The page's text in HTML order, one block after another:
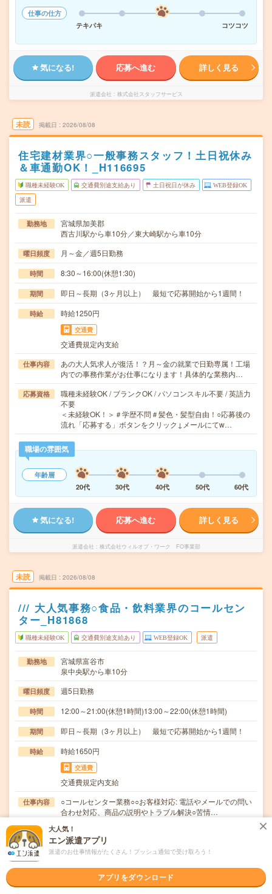
仕事の仕方
テキパキ
コツコツ
気になる! 応募へ進む 詳しく見る
派遣会社 株式会社スタッフサービス
未読 掲載日 2026/08/08
住宅建材業界○一般事務スタッフ！土日祝休み
＆車通勤OK！_H116695
職種未経験OK 交通費別途支給あり 土日祝日が休み WEB登録OK
派遣
勤務地
宮城県加美郡
西古川駅から車10分／東大崎駅から車10分
曜日頻度 月～金／週5日勤務
時間 8:30～16:00(休憩1:30)
期間 即日～長期（3ヶ月以上） 最短で応募開始から1週間！
時給 時給1250円
交通費
交通費規定内支給
仕事内容
あの大人気求人が復活！？月～金の就業で日勤専属！工場
内での事務作業がお仕事になります！具体的な業務内…
応募資格
職種未経験OK / ブランクOK / パソコンスキル不要 / 英語力
不要
＜未経験OK！＞＃学歴不問＃髪色・髪型自由！○応募後の
流れ「応募する」ボタンをクリック↓メールにてw…
職場の雰囲気
年齢層
20代
30代 40代 50代 60代
気になる! 応募へ進む 詳しく見る
派遣会社 株式会社ウィルオブ・ワーク FO事業部
未読 掲載日 2026/08/08
/// 大人気事務○食品・飲料業界のコールセン
ター_H81868
職種未経験OK 交通費別途支給あり WEB登録OK 派遣
勤務地
宮城県富谷市
泉中央駅から車10分
曜日頻度 週5日勤務
時間 12:00～21:00(休憩1時間)13:00～22:00(休憩1時間)
期間 即日～長期（3ヶ月以上） 最短で応募開始から1週間！
時給 時給1650円
交通費
交通費規定内支給
仕事内容
○コールセンター業務○○お客様対応: 電話やメールでの問い
合わせ対応、商品の説明やトラブル解決○苦情…
応募資格
職種未経験OK / ブランクOK / パソコンスキル不要 / 英語力
不要
＜未経験OK！＞＃学歴不問＃髪色・髪型自由！○応募後の
職場の雰囲気
大人気！
エン派遣アプリ
派遣のお仕事情報がたくさん！プッシュ通知で受け取ろう！
アプリをダウンロード